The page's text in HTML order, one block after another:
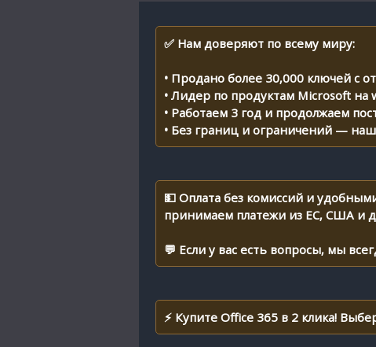
✅ Нам доверяют по всему миру:
• Продано более 30,000 ключей с
• Лидер по продуктам Microsoft на
• Работаем 3 год и продолжаем
• Без границ и ограничений —
💵 Оплата без комиссий и
принимаем платежи из ЕС, США и
💬 Если у вас есть вопросы, мы
⚡ Купите Office 365 в 2 клика!